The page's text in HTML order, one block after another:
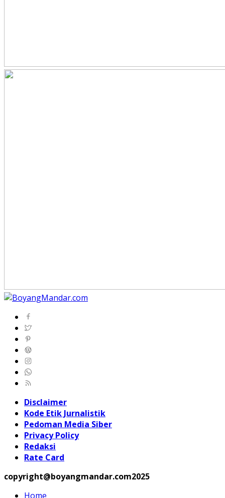
Disclaimer
Kode Etik Jurnalistik
Pedoman Media Siber
Privacy Policy
Redaksi
Rate Card
copyright@boyangmandar.com2025
Home